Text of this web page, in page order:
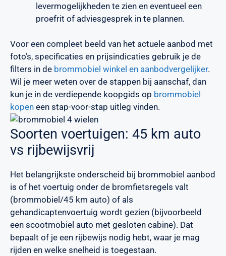
levermogelijkheden te zien en eventueel een
proefrit of adviesgesprek in te plannen.
Voor een compleet beeld van het actuele aanbod met
foto’s, specificaties en prijsindicaties gebruik je de
filters in de brommobiel winkel en aanbodvergelijker.
Wil je meer weten over de stappen bij aanschaf, dan
kun je in de verdiepende koopgids op brommobiel
kopen een stap-voor-stap uitleg vinden.
Soorten voertuigen: 45 km auto
vs rijbewijsvrij
Het belangrijkste onderscheid bij brommobiel aanbod
is of het voertuig onder de bromfietsregels valt
(brommobiel/45 km auto) of als
gehandicaptenvoertuig wordt gezien (bijvoorbeeld
een scootmobiel auto met gesloten cabine). Dat
bepaalt of je een rijbewijs nodig hebt, waar je mag
rijden en welke snelheid is toegestaan.